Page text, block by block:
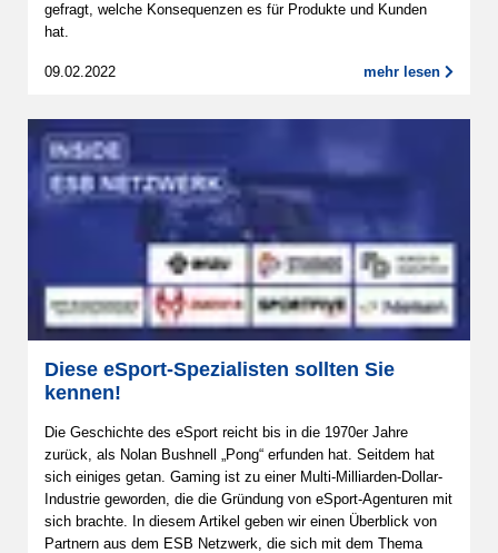
gefragt, welche Konsequenzen es für Produkte und Kunden
hat.
09.02.2022 mehr lesen
Diese eSport-Spezialisten sollten Sie
kennen!
Die Geschichte des eSport reicht bis in die 1970er Jahre
zurück, als Nolan Bushnell „Pong“ erfunden hat. Seitdem hat
sich einiges getan. Gaming ist zu einer Multi-Milliarden-Dollar-
Industrie geworden, die die Gründung von eSport-Agenturen mit
sich brachte. In diesem Artikel geben wir einen Überblick von
Partnern aus dem ESB Netzwerk, die sich mit dem Thema